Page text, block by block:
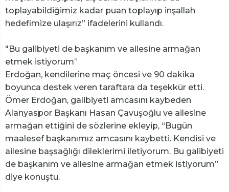
toplayabildiğimiz kadar puan toplayıp inşallah
hedefimize ulaşırız” ifadelerini kullandı.
"Bu galibiyeti de başkanım ve ailesine armağan
etmek istiyorum”
Erdoğan, kendilerine maç öncesi ve 90 dakika
boyunca destek veren taraftara da teşekkür etti.
Ömer Erdoğan, galibiyeti amcasını kaybeden
Alanyaspor Başkanı Hasan Çavuşoğlu ve ailesine
armağan ettiğini de sözlerine ekleyip, “Bugün
maalesef başkanımız amcasını kaybetti. Kendisi ve
ailesine başsağlığı dileklerimi iletiyorum. Bu galibiyeti
de başkanım ve ailesine armağan etmek istiyorum”
diye konuştu.